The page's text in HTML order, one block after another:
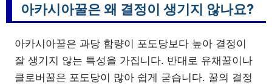
아카시아꿀은 왜 결정이 생기지 않나요?
아카시아꿀은 과당 함량이 포도당보다 높아 결정이
잘 생기지 않는 특성을 가집니다. 반대로 유채꿀이나
클로버꿀은 포도당이 많아 쉽게 굳습니다. 꿀의 결정